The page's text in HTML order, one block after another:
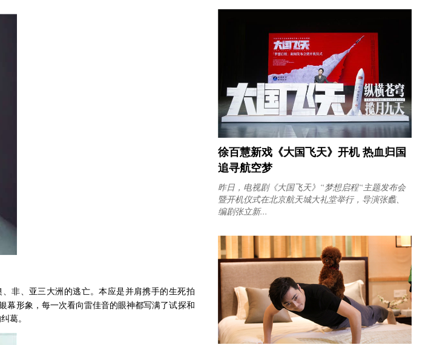
非、亚三大洲的逃亡。本应是并肩携手的生死拍
幕形象，每一次看向雷佳音的眼神都写满了试探和
葛。
徐百慧新戏《大国飞天》开机 热血归国
追寻航空梦
昨日，电视剧《大国飞天》“梦想启程“主题发布会
暨开机仪式在北京航天城大礼堂举行，导演张蠡、
编剧张立新...